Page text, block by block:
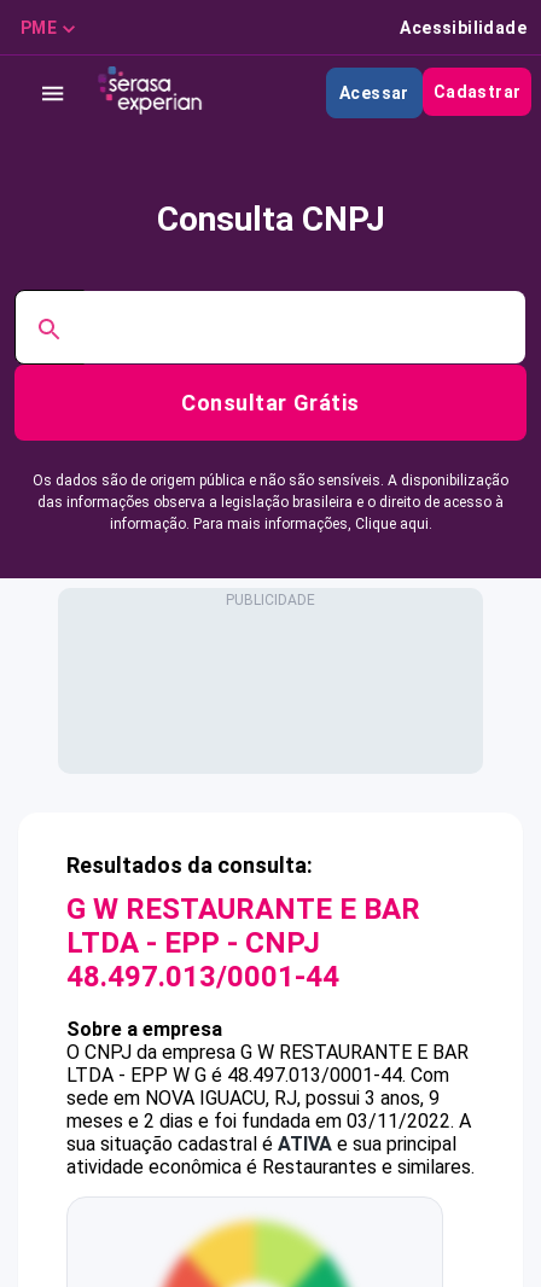
PME Acessibilidade
Acessar Cadastrar
Consulta CNPJ
Consultar Grátis
Os dados são de origem pública e não são sensíveis. A disponibilização
das informações observa a legislação brasileira e o direito de acesso à
informação. Para mais informações, Clique aqui.
Resultados da consulta:
G W RESTAURANTE E BAR
LTDA - EPP - CNPJ
48.497.013/0001-44
Sobre a empresa
O CNPJ da empresa G W RESTAURANTE E BAR
LTDA - EPP W G é 48.497.013/0001-44. Com
sede em NOVA IGUACU, RJ, possui 3 anos, 9
meses e 2 dias e foi fundada em 03/11/2022. A
sua situação cadastral é ATIVA e sua principal
atividade econômica é Restaurantes e similares.